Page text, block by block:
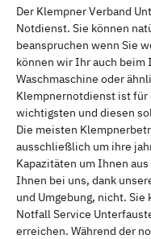
Der Klempner Verband
Notdienst. Sie können
beanspruchen wenn Sie
können wir Ihr auch
Waschmaschine oder
Klempnernotdienst ist für
wichtigsten und diesen
Die meisten
ausschließlich um ihre
Kapazitäten um Ihnen
Ihnen bei uns, dank
und Umgebung, nicht.
Notfall Service
erreichen. Während der